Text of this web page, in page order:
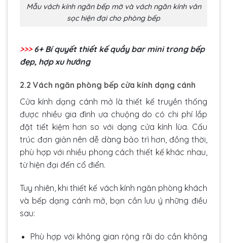
Mẫu vách kính ngăn bếp mờ và vách ngăn kính vân
sọc hiện đại cho phòng bếp
>>>6+ Bí quyết thiết kế quầy bar mini trong bếp
đẹp, hợp xu hướng
2.2 Vách ngăn phòng bếp cửa kính dạng cánh
Cửa kính dạng cánh mở là thiết kế truyền thống
được nhiều gia đình ưa chuộng do có chi phí lắp
đặt tiết kiệm hơn so với dạng cửa kính lùa. Cấu
trúc đơn giản nên dễ dàng bảo trì hơn, đồng thời,
phù hợp với nhiều phong cách thiết kế khác nhau,
từ hiện đại đến cổ điển.
Tuy nhiên, khi thiết kế vách kính ngăn phòng khách
và bếp dạng cánh mở, bạn cần lưu ý những điều
sau:
Phù hợp với không gian rộng rãi do cần không